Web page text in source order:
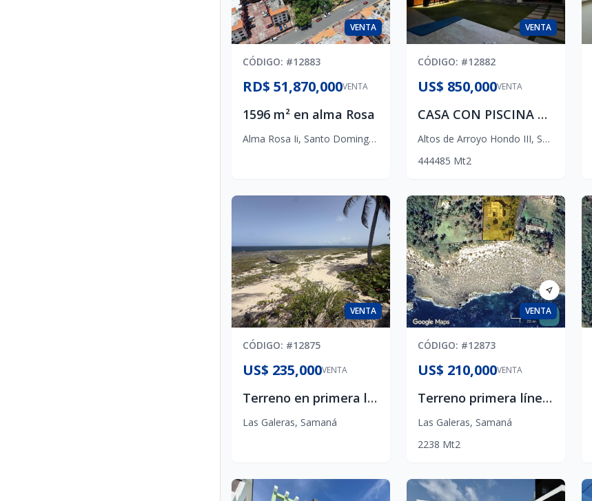
VENTA
CÓDIGO: #12883
VENTA
RD$ 51,870,000
1596 m² en alma Rosa
Alma Rosa Ii, Santo Domingo Este
VENTA
CÓDIGO: #12882
VENTA
US$ 850,000
CASA CON PISCINA ARROYO HONDO - BOTANICO
Altos de Arroyo Hondo III, Santo Domingo D.N.
444485 Mt2
VENTA
CÓDIGO: #12875
VENTA
US$ 235,000
Terreno en primera línea de playa , Las Galeras , Samaná
Las Galeras, Samaná
VENTA
CÓDIGO: #12873
VENTA
US$ 210,000
Terreno primera línea de playa con construcción de Villa , en Las Galeras , Samaná
Las Galeras, Samaná
2238 Mt2